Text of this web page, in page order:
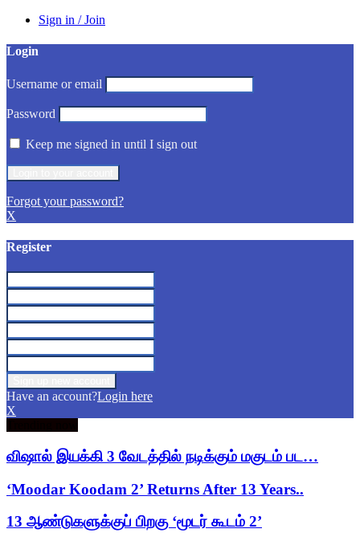
Sign in / Join
Login
Username or email
Password
Keep me signed in until I sign out
Forgot your password?
X
Register
Have an account?Login here
X
விஷால் இயக்கி 3 வேடத்தில் நடிக்கும் மகுடம் பட…
‘Moodar Koodam 2’ Returns After 13 Years..
13 ஆண்டுகளுக்குப் பிறகு ‘மூடர் கூடம் 2’